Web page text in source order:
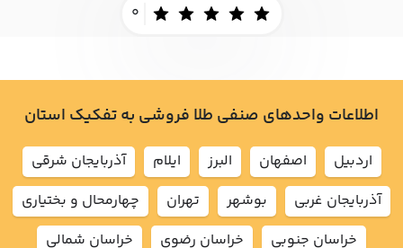
0
اطلاعات واحدهای صنفی طلا فروشی به تفکیک استان
اردبيل اصفهان البرز ايلام
آذربايجان شرقي
آذربايجان غربي
بوشهر تهران
چهارمحال و بختياري
خراسان جنوبي
خراسان رضوي
خراسان شمالي